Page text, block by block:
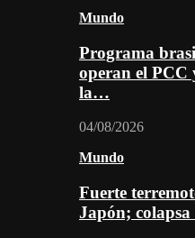
Mundo
Programa
operan el PCC
la…
04/08/2026
Mundo
Fuerte
Japón;